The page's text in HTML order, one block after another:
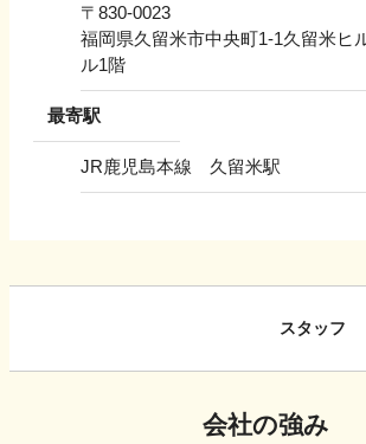
〒 830-0023
福岡県久留米市中央町1-1久留米ヒ
ル1階
最寄駅
JR鹿児島本線 久留米駅
スタッフ
会社の強み